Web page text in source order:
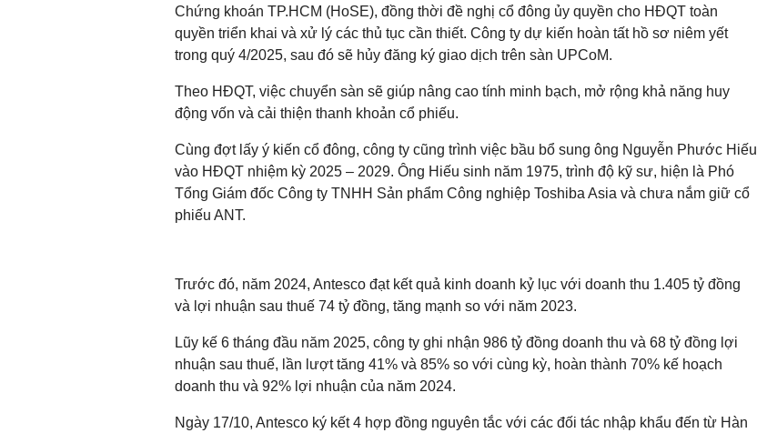
Chứng khoán TP.HCM (HoSE), đồng thời đề nghị cổ đông ủy quyền cho HĐQT toàn
quyền triển khai và xử lý các thủ tục cần thiết. Công ty dự kiến hoàn tất hồ sơ niêm yết
trong quý 4/2025, sau đó sẽ hủy đăng ký giao dịch trên sàn UPCoM.
Theo HĐQT, việc chuyển sàn sẽ giúp nâng cao tính minh bạch, mở rộng khả năng huy
động vốn và cải thiện thanh khoản cổ phiếu.
Cùng đợt lấy ý kiến cổ đông, công ty cũng trình việc bầu bổ sung ông Nguyễn Phước Hiếu
vào HĐQT nhiệm kỳ 2025 – 2029. Ông Hiếu sinh năm 1975, trình độ kỹ sư, hiện là Phó
Tổng Giám đốc Công ty TNHH Sản phẩm Công nghiệp Toshiba Asia và chưa nắm giữ cổ
phiếu ANT.
Trước đó, năm 2024, Antesco đạt kết quả kinh doanh kỷ lục với doanh thu 1.405 tỷ đồng
và lợi nhuận sau thuế 74 tỷ đồng, tăng mạnh so với năm 2023.
Lũy kế 6 tháng đầu năm 2025, công ty ghi nhận 986 tỷ đồng doanh thu và 68 tỷ đồng lợi
nhuận sau thuế, lần lượt tăng 41% và 85% so với cùng kỳ, hoàn thành 70% kế hoạch
doanh thu và 92% lợi nhuận của năm 2024.
Ngày 17/10, Antesco ký kết 4 hợp đồng nguyên tắc với các đối tác nhập khẩu đến từ Hàn